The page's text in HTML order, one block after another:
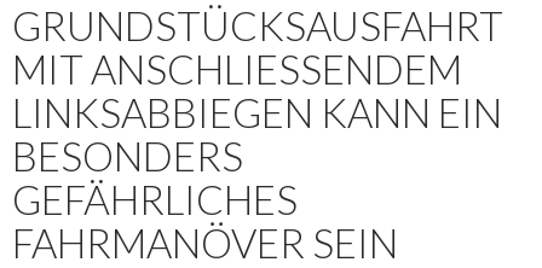
GRUNDSTÜCKSAUSFAHRT
MIT ANSCHLIESSENDEM L
INKSABBIEGEN KANN EIN B
ESONDERS G
EFÄHRLICHES F
AHRMANÖVER SEIN